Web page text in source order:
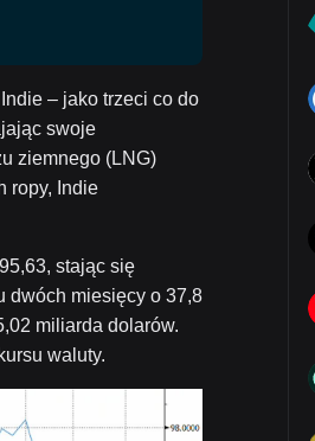
– jako trzeci co do
swoje
ziemnego (LNG)
ropy, Indie
stając się
dwóch miesięcy o 37,8
miliarda dolarów.
waluty.